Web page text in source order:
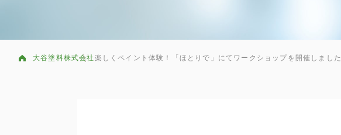
大谷塗料株式会社 楽しくペイント体験！「ほとりで」にてワークショップを開催しました